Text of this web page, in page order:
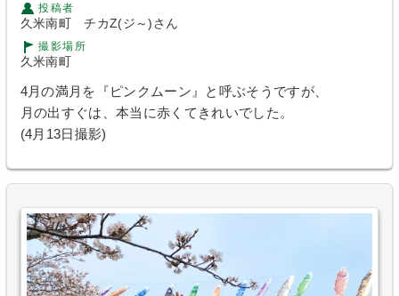
投稿者
久米南町 チカZ(ジ～)さん
撮影場所
久米南町
4月の満月を『ピンクムーン』と呼ぶそうですが、
月の出すぐは、本当に赤くてきれいでした。
(4月13日撮影)